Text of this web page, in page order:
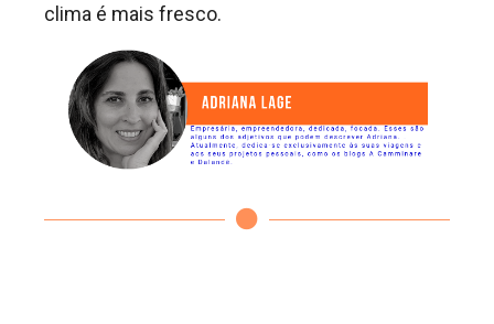
clima é mais fresco.